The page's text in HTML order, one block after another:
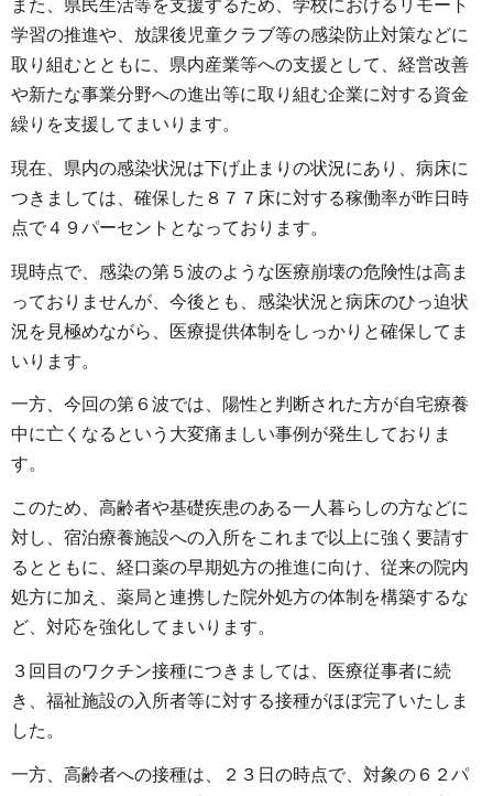
また、県民生活等を支援するため、学校におけるリモート
学習の推進や、放課後児童クラブ等の感染防止対策などに
取り組むとともに、県内産業等への支援として、経営改善
や新たな事業分野への進出等に取り組む企業に対する資金
繰りを支援してまいります。
現在、県内の感染状況は下げ止まりの状況にあり、病床に
つきましては、確保した８７７床に対する稼働率が昨日時
点で４９パーセントとなっております。
現時点で、感染の第５波のような医療崩壊の危険性は高ま
っておりませんが、今後とも、感染状況と病床のひっ迫状
況を見極めながら、医療提供体制をしっかりと確保してま
いります。
一方、今回の第６波では、陽性と判断された方が自宅療養
中に亡くなるという大変痛ましい事例が発生しておりま
す。
このため、高齢者や基礎疾患のある一人暮らしの方などに
対し、宿泊療養施設への入所をこれまで以上に強く要請す
るとともに、経口薬の早期処方の推進に向け、従来の院内
処方に加え、薬局と連携した院外処方の体制を構築するな
ど、対応を強化してまいります。
３回目のワクチン接種につきましては、医療従事者に続
き、福祉施設の入所者等に対する接種がほぼ完了いたしま
した。
一方、高齢者への接種は、２３日の時点で、対象の６２パ